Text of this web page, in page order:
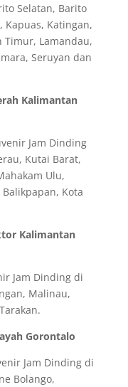
Selatan, Barito
Kapuas, Katingan,
Timur, Lamandau,
Seruyan dan
Kalimantan
Jam Dinding
Kutai Barat,
Ulu,
Balikpapan, Kota
Kalimantan
Jam Dinding di
Malinau,
Gorontalo
Jam Dinding di
Bolango,